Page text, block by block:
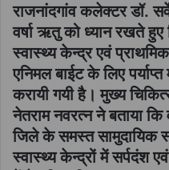
राजनांदगांव कलेक्टर डॉ.
वर्षा ऋतु को ध्यान रखते
स्वास्थ्य केन्द्र एवं
एनिमल बाईट के लिए
करायी गयी है। मुख्य
नेतराम नवरत्न ने बताया
जिले के समस्त सामुदायिक
स्वास्थ्य केन्द्रों में सर्पदंश